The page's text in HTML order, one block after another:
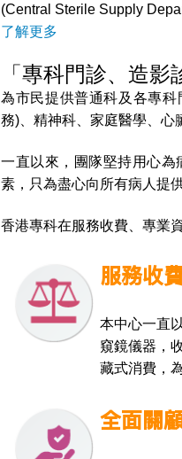
(Central Sterile Supply
了解更多
「專科門診、造影
為市民提供普通科及各專
務)、精神科、家庭醫學、心
一直以來，團隊堅持用心
素，只為盡心向所有病人提
香港專科在服務收費、專業
服務收
本中心一直
窺鏡儀器，
藏式消費，
全面關